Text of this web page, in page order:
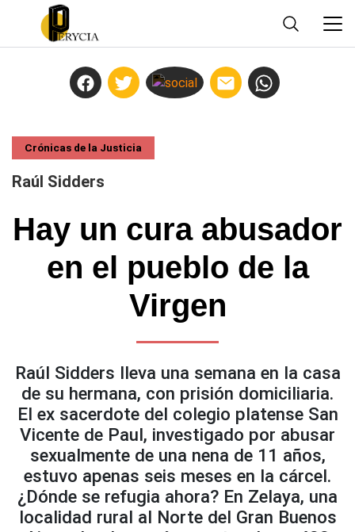
Crónicas de la Justicia
Raúl Sidders
Hay un cura abusador
en el pueblo de la
Virgen
Raúl Sidders lleva una semana en la casa
de su hermana, con prisión domiciliaria.
El ex sacerdote del colegio platense San
Vicente de Paul, investigado por abusar
sexualmente de una nena de 11 años,
estuvo apenas seis meses en la cárcel.
¿Dónde se refugia ahora? En Zelaya, una
localidad rural al Norte del Gran Buenos